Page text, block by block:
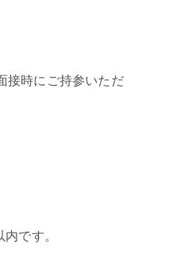
接時にご持参いただ
です。